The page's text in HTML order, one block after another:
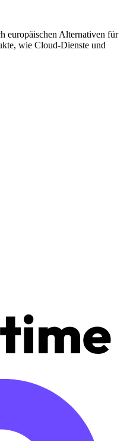
europäischen Alternativen für
wie Cloud-Dienste und